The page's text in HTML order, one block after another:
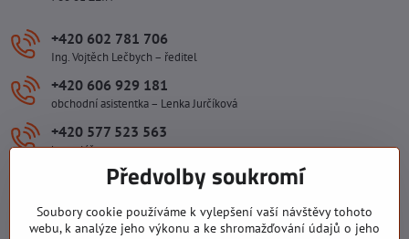
+420 602 781 706
Ing. Vojtěch Lečbych – ředitel
+420 606 929 181
obchodní asistentka – Lenka Jurčíková
+420 577 523 563
kancelář
ivlecbych​@seznam​.cz
Předvolby soukromí
Soubory cookie používáme k vylepšení vaší návštěvy tohoto
webu, k analýze jeho výkonu a ke shromažďování údajů o jeho